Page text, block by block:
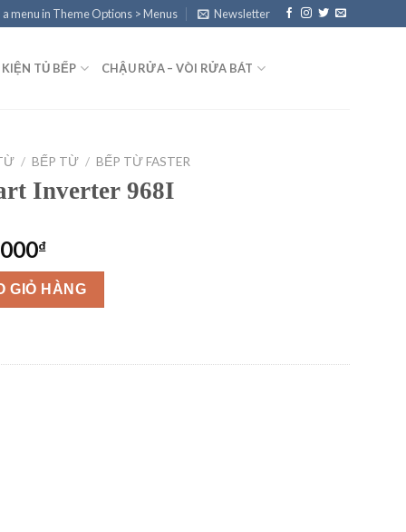
menu in Theme Options > Menus Newsletter
TỦ BẾP CHẬU RỬA – VÒI RỬA BÁT
/ BẾP TỪ / BẾP TỪ FASTER
Inverter 968I
₫Giá
hiện
tại
là:
số lượng
GIỎ HÀNG